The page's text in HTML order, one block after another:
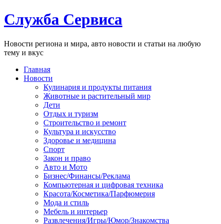
Служба Сервиса
Новости региона и мира, авто новости и статьи на любую
тему и вкус
Главная
Новости
Кулинария и продукты питания
Животные и растительный мир
Дети
Отдых и туризм
Строительство и ремонт
Культура и искусство
Здоровье и медицина
Спорт
Закон и право
Авто и Мото
Бизнес/Финансы/Реклама
Компьютерная и цифровая техника
Красота/Косметика/Парфюмерия
Мода и стиль
Мебель и интерьер
Развлечения/Игры/Юмор/Знакомства